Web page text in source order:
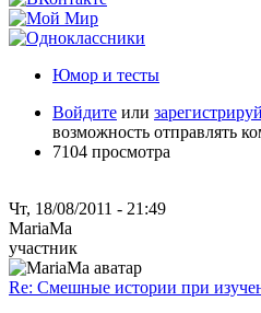
Юмор и тесты
Войдите или
возможность отправлять
7104 просмотра
Чт, 18/08/2011 - 21:49
MariaMa
участник
Re: Смешные истории при